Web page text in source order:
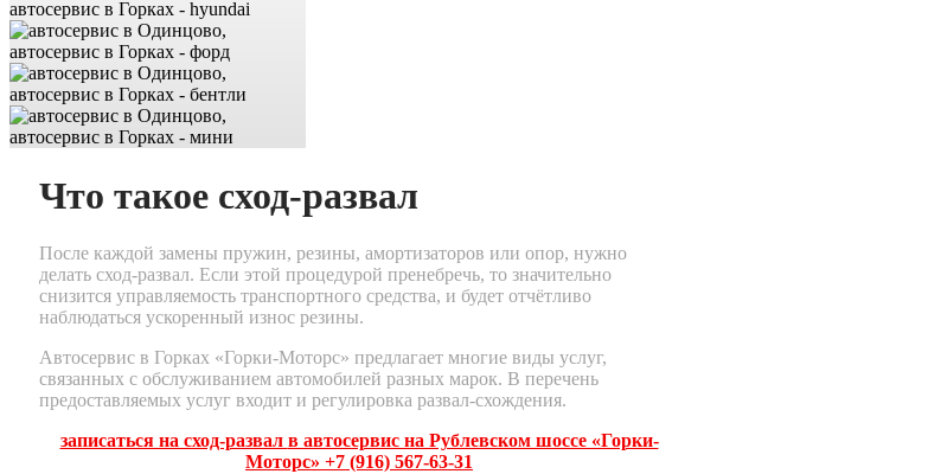
Что такое сход-развал
После каждой замены пружин, резины, амортизаторов или опор, нужно
делать сход-развал. Если этой процедурой пренебречь, то значительно
снизится управляемость транспортного средства, и будет отчётливо
наблюдаться ускоренный износ резины.
Автосервис в Горках «Горки-Моторс» предлагает многие виды услуг,
связанных с обслуживанием автомобилей разных марок. В перечень
предоставляемых услуг входит и регулировка развал-схождения.
записаться на сход-развал в автосервис на Рублевском шоссе «Горки-
Моторс» +7 (916) 567-63-31